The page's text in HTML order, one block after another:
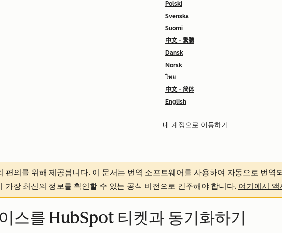
Polski
Svenska
Suomi
中文 - 繁體
Dansk
Norsk
ไทย
中文 - 简体
English
내 계정으로 이동하기
편의를 위해 제공됩니다. 이 문서는 번역 소프트웨어를 사용하여 자동으로 번역
가장 최신의 정보를 확인할 수 있는 공식 버전으로 간주해야 합니다. 여기에서
스를 HubSpot 티켓과 동기화하기